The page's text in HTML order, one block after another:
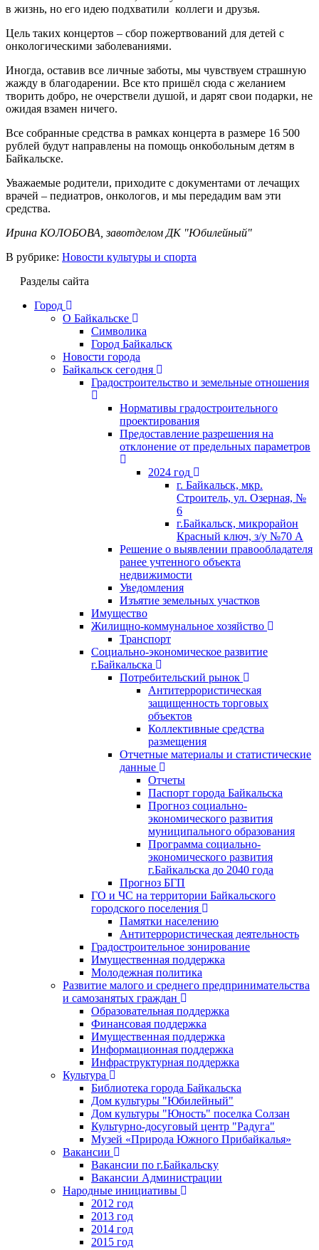
в жизнь, но его идею подхватили коллеги и друзья.
Цель таких концертов – сбор пожертвований для детей с
онкологическими заболеваниями.
Иногда, оставив все личные заботы, мы чувствуем страшную
жажду в благодарении. Все кто пришёл сюда с желанием
творить добро, не очерствели душой, и дарят свои подарки, не
ожидая взамен ничего.
Все собранные средства в рамках концерта в размере 16 500
рублей будут направлены на помощь онкобольным детям в
Байкальске.
Уважаемые родители, приходите с документами от лечащих
врачей – педиатров, онкологов, и мы передадим вам эти
средства.
Ирина КОЛОБОВА, завотделом ДК "Юбилейный"
В рубрике: Новости культуры и спорта
Разделы сайта
Город
О Байкальске
Символика
Город Байкальск
Новости города
Байкальск сегодня
Градостроительство и земельные отношения
Нормативы градостроительного
проектирования
Предоставление разрешения на
отклонение от предельных параметров
2024 год
г. Байкальск, мкр.
Строитель, ул. Озерная, №
6
г.Байкальск, микрорайон
Красный ключ, з/у №70 А
Решение о выявлении правообладателя
ранее учтенного объекта
недвижимости
Уведомления
Изъятие земельных участков
Имущество
Жилищно-коммунальное хозяйство
Транспорт
Социально-экономическое развитие
г.Байкальска
Потребительский рынок
Антитеррористическая
защищенность торговых
объектов
Коллективные средства
размещения
Отчетные материалы и статистические
данные
Отчеты
Паспорт города Байкальска
Прогноз социально-
экономического развития
муниципального образования
Программа социально-
экономического развития
г.Байкальска до 2040 года
Прогноз БГП
ГО и ЧС на территории Байкальского
городского поселения
Памятки населению
Антитеррористическая деятельность
Градостроительное зонирование
Имущественная поддержка
Молодежная политика
Развитие малого и среднего предпринимательства
и самозанятых граждан
Образовательная поддержка
Финансовая поддержка
Имущественная поддержка
Информационная поддержка
Инфраструктурная поддержка
Культура
Библиотека города Байкальска
Дом культуры "Юбилейный"
Дом культуры "Юность" поселка Солзан
Культурно-досуговый центр "Радуга"
Музей «Природа Южного Прибайкалья»
Вакансии
Вакансии по г.Байкальску
Вакансии Администрации
Народные инициативы
2012 год
2013 год
2014 год
2015 год